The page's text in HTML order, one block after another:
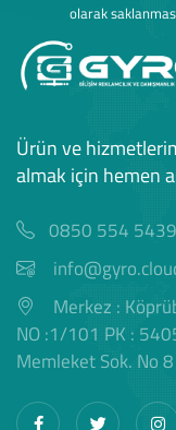
olarak
Ürün ve
almak için hemen
0850 554 5439
Merkez :
NO :1/101 PK :
Memleket Sok. No